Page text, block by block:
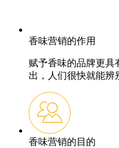
香味营销的作用
赋予香味的品牌更具
出，人们很快就能辨
香味营销的目的